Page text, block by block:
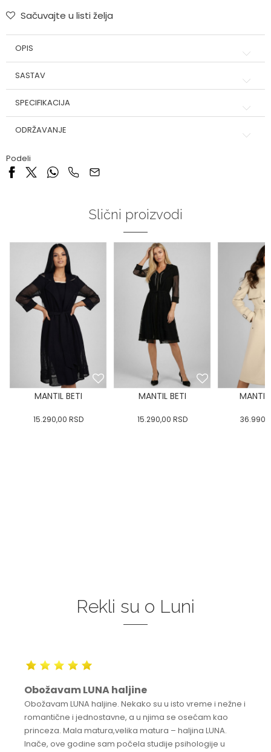
Sačuvajte u listi želja
OPIS
SASTAV
SPECIFIKACIJA
ODRŽAVANJE
Podeli
Slični proizvodi
MANTIL BETI
15.290,00 RSD
MANTIL BETI
15.290,00 RSD
MANTIL
Rekli su o Luni
Obožavam LUNA haljine
Obožavam LUNA haljine. Nekako su u isto vreme i nežne i
romantične i jednostavne, a u njima se osećam kao
princeza. Mala matura,velika matura – haljina LUNA.
Inače, ove godine sam počela studije psihologije u